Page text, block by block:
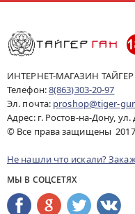
ИНТЕРНЕТ-МАГАЗИН ТАЙГЕР
Телефон:8(863)303-20-97
Эл. почта: proshop@tiger-
Адрес: г. Ростов-на-Дону,
© Все права защищены
Не нашли что искали?
МЫ В СОЦСЕТЯХ